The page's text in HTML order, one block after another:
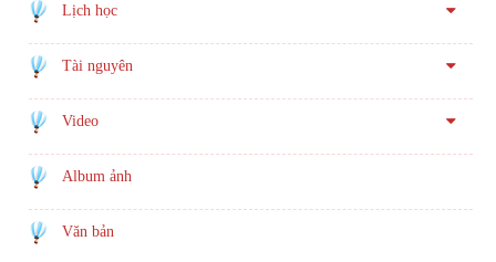
Lịch học
Tài nguyên
Video
Album ảnh
Văn bản